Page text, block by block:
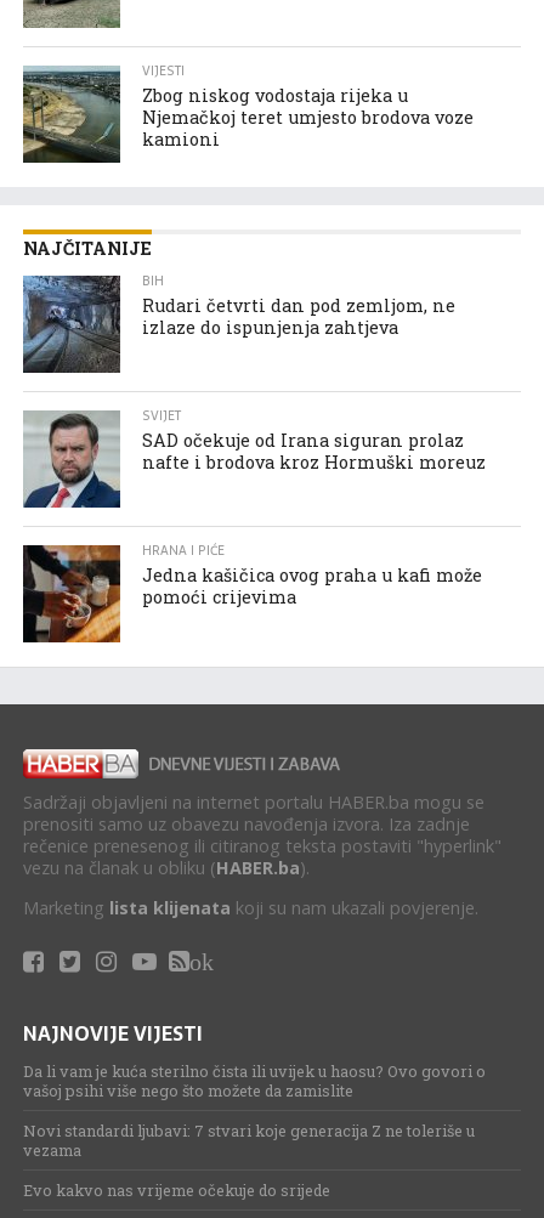
VIJESTI
Zbog niskog vodostaja rijeka u
Njemačkoj teret umjesto brodova voze
kamioni
NAJČITANIJE
BIH
Rudari četvrti dan pod zemljom, ne
izlaze do ispunjenja zahtjeva
SVIJET
SAD očekuje od Irana siguran prolaz
nafte i brodova kroz Hormuški moreuz
HRANA I PIĆE
Jedna kašičica ovog praha u kafi može
pomoći crijevima
Sadržaji objavljeni na internet portalu HABER.ba mogu se
prenositi samo uz obavezu navođenja izvora. Iza zadnje
rečenice prenesenog ili citiranog teksta postaviti "hyperlink"
vezu na članak u obliku (HABER.ba).
Marketing lista klijenata koji su nam ukazali povjerenje.
ok
NAJNOVIJE VIJESTI
Da li vam je kuća sterilno čista ili uvijek u haosu? Ovo govori o
vašoj psihi više nego što možete da zamislite
Novi standardi ljubavi: 7 stvari koje generacija Z ne toleriše u
vezama
Evo kakvo nas vrijeme očekuje do srijede